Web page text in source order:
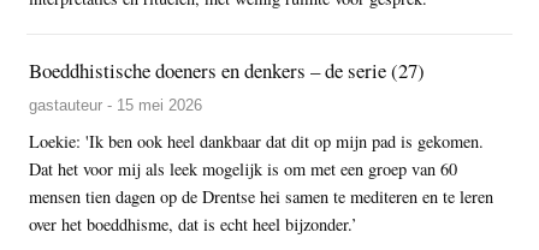
Boeddhistische doeners en denkers – de serie (27)
gastauteur - 15 mei 2026
Loekie: 'Ik ben ook heel dankbaar dat dit op mijn pad is gekomen.
Dat het voor mij als leek mogelijk is om met een groep van 60
mensen tien dagen op de Drentse hei samen te mediteren en te leren
over het boeddhisme, dat is echt heel bijzonder.’